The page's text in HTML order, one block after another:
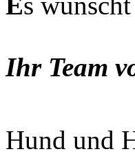
Ihr Team
Hund und